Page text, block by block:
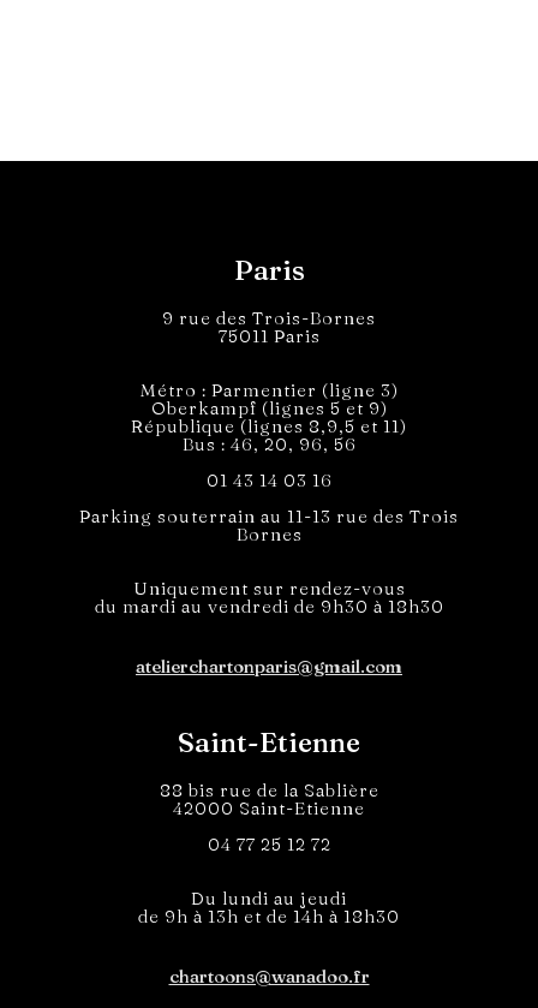
Paris
9 rue des Trois-Bornes
75011 Paris
Métro : Parmentier (ligne 3)
Oberkampf (lignes 5 et 9)
République (lignes 8,9,5 et 11)
Bus : 46, 20, 96, 56
01 43 14 03 16
Parking souterrain au 11-13 rue des Trois
Bornes
Uniquement sur rendez-vous
du mardi au vendredi de 9h30 à 18h30
atelierchartonparis@gmail.com
Saint-Etienne
88 bis rue de la Sablière
42000 Saint-Etienne
04 77 25 12 72
Du lundi au jeudi
de 9h à 13h et de 14h à 18h30
chartoons@wanadoo.fr